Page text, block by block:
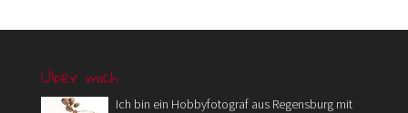
Über mich
Ich bin ein Hobbyfotograf aus Regensburg mit